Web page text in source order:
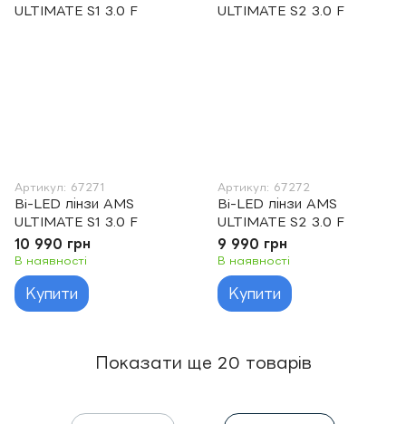
Артикул: 67271
Bi-LED лінзи AMS
ULTIMATE S1 3.0 F
10 990 грн
В наявності
Купити
Артикул: 67272
Bi-LED лінзи AMS
ULTIMATE S2 3.0 F
9 990 грн
В наявності
Купити
Показати ще 20 товарів